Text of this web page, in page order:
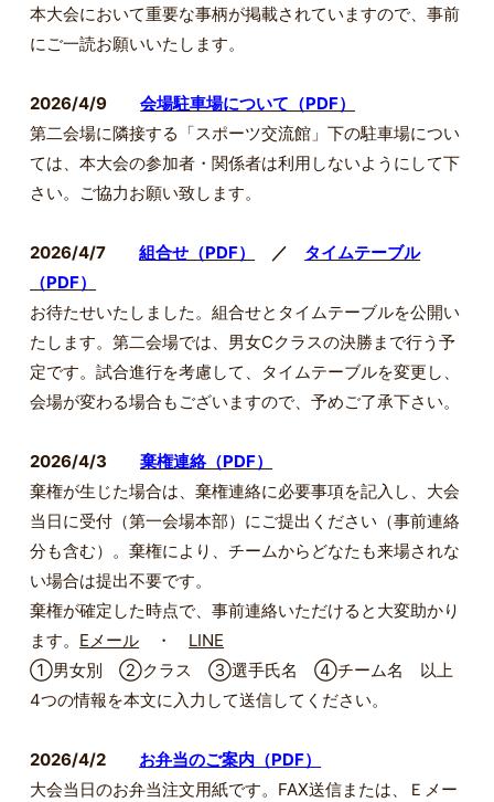
本大会において重要な事柄が掲載されていますので、事前
にご一読お願いいたします。
2026/4/9会場駐車場について（PDF）
第二会場に隣接する「スポーツ交流館」下の駐車場につい
ては、本大会の参加者・関係者は利用しないようにして下
さい。ご協力お願い致します。
2026/4/7組合せ（PDF） ／ タイムテーブル
（PDF）
お待たせいたしました。組合せとタイムテーブルを公開い
たします。第二会場では、男女Cクラスの決勝まで行う予
定です。試合進行を考慮して、タイムテーブルを変更し、
会場が変わる場合もございますので、予めご了承下さい。
2026/4/3棄権連絡（PDF）
棄権が生じた場合は、棄権連絡に必要事項を記入し、大会
当日に受付（第一会場本部）にご提出ください（事前連絡
分も含む）。棄権により、チームからどなたも来場されな
い場合は提出不要です。
棄権が確定した時点で、事前連絡いただけると大変助かり
ます。 Eメール ・ LINE
①男女別 ②クラス ③選手氏名 ④チーム名 以上
4つの情報を本文に入力して送信してください。
2026/4/2 お弁当のご案内（PDF）
大会当日のお弁当注文用紙です。FAX送信または、Ｅメー